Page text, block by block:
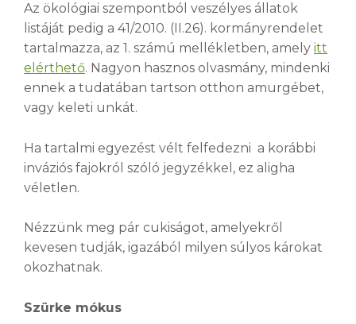
Az ökológiai szempontból veszélyes állatok
listáját pedig a 41/2010. (II.26). kormányrendelet
tartalmazza, az 1. számú mellékletben, amely itt
elérthető. Nagyon hasznos olvasmány, mindenki
ennek a tudatában tartson otthon amurgébet,
vagy keleti unkát.
Ha tartalmi egyezést vélt felfedezni a korábbi
inváziós fajokról szóló jegyzékkel, ez aligha
véletlen.
Nézzünk meg pár cukiságot, amelyekről
kevesen tudják, igazából milyen súlyos károkat
okozhatnak.
Szürke mókus